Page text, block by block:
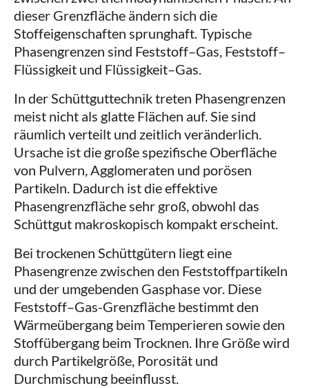
dieser Grenzfläche ändern sich die
Stoffeigenschaften sprunghaft. Typische
Phasengrenzen sind Feststoff–Gas, Feststoff–
Flüssigkeit und Flüssigkeit–Gas.
In der Schüttguttechnik treten Phasengrenzen
meist nicht als glatte Flächen auf. Sie sind
räumlich verteilt und zeitlich veränderlich.
Ursache ist die große spezifische Oberfläche
von Pulvern, Agglomeraten und porösen
Partikeln. Dadurch ist die effektive
Phasengrenzfläche sehr groß, obwohl das
Schüttgut makroskopisch kompakt erscheint.
Bei trockenen Schüttgütern liegt eine
Phasengrenze zwischen den Feststoffpartikeln
und der umgebenden Gasphase vor. Diese
Feststoff–Gas-Grenzfläche bestimmt den
Wärmeübergang beim Temperieren sowie den
Stoffübergang beim Trocknen. Ihre Größe wird
durch Partikelgröße, Porosität und
Durchmischung beeinflusst.